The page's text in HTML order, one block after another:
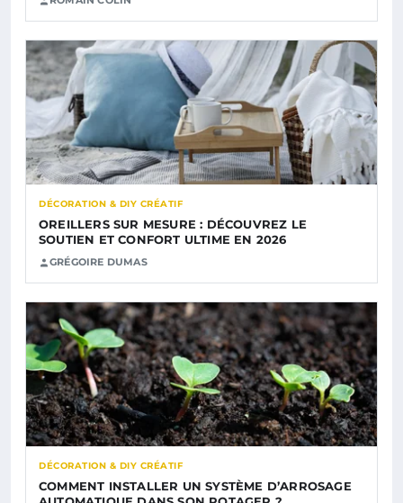
DÉCORATION & DIY CRÉATIF
OREILLERS SUR MESURE : DÉCOUVREZ LE
SOUTIEN ET CONFORT ULTIME EN 2026
GRÉGOIRE DUMAS
DÉCORATION & DIY CRÉATIF
COMMENT INSTALLER UN SYSTÈME D’ARROSAGE